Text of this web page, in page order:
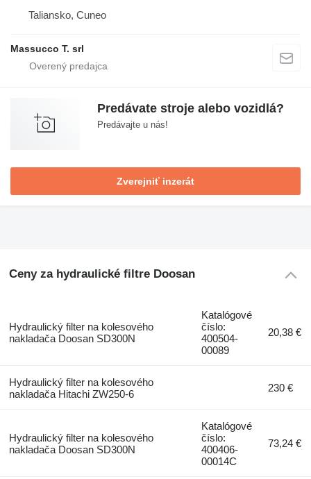
Taliansko, Cuneo
Massucco T. srl
Predávate stroje alebo vozidlá?
Predávajte u nás!
Zverejniť inzerát
Ceny za hydraulické filtre Doosan
Hydraulický filter na kolesového
nakladača Doosan SD300N
Katalógové
číslo:
400504-
00089
20,38 €
Hydraulický filter na kolesového
nakladača Hitachi ZW250-6
230 €
Hydraulický filter na kolesového
nakladača Doosan SD300N
Katalógové
číslo:
400406-
00014C
73,24 €